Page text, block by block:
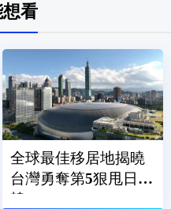
看
全球最佳移居地揭曉
台灣勇奪第5狠甩日.
韓